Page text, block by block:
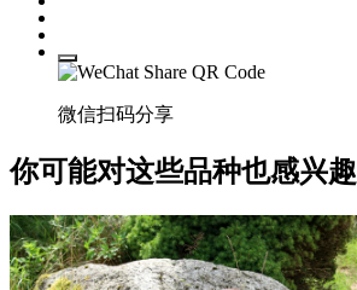
微信扫码分享
你可能对这些品种也感兴趣
德国牧羊犬